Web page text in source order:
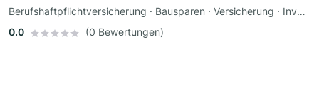
Berufshaftpflichtversicherung · Bausparen · Versicherung · Investmentberatung · Lebensversicherung · Altersvorsorge
0.0
(0 Bewertungen)